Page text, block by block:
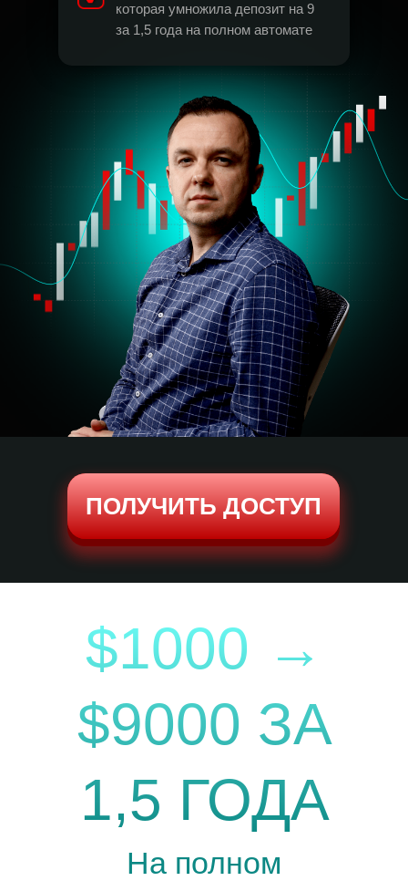
которая умножила депозит на 9
за 1,5 года на полном автомате
ПОЛУЧИТЬ ДОСТУП
$1000 →
$9000 ЗА
1,5 ГОДА
На полном